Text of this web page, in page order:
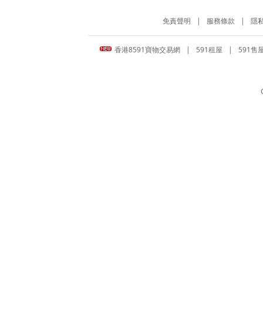
免責聲明 | 服務條款 | 隱
香港8591寶物交易網 | 591租屋 | 591售